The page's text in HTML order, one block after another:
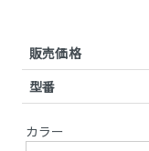
販売価格
型番
カラー